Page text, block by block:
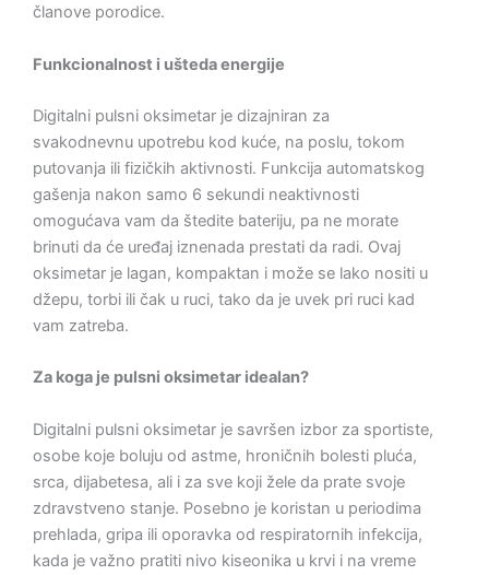
članove porodice.
Funkcionalnost i ušteda energije
Digitalni pulsni oksimetar je dizajniran za
svakodnevnu upotrebu kod kuće, na poslu, tokom
putovanja ili fizičkih aktivnosti. Funkcija automatskog
gašenja nakon samo 6 sekundi neaktivnosti
omogućava vam da štedite bateriju, pa ne morate
brinuti da će uređaj iznenada prestati da radi. Ovaj
oksimetar je lagan, kompaktan i može se lako nositi u
džepu, torbi ili čak u ruci, tako da je uvek pri ruci kad
vam zatreba.
Za koga je pulsni oksimetar idealan?
Digitalni pulsni oksimetar je savršen izbor za sportiste,
osobe koje boluju od astme, hroničnih bolesti pluća,
srca, dijabetesa, ali i za sve koji žele da prate svoje
zdravstveno stanje. Posebno je koristan u periodima
prehlada, gripa ili oporavka od respiratornih infekcija,
kada je važno pratiti nivo kiseonika u krvi i na vreme